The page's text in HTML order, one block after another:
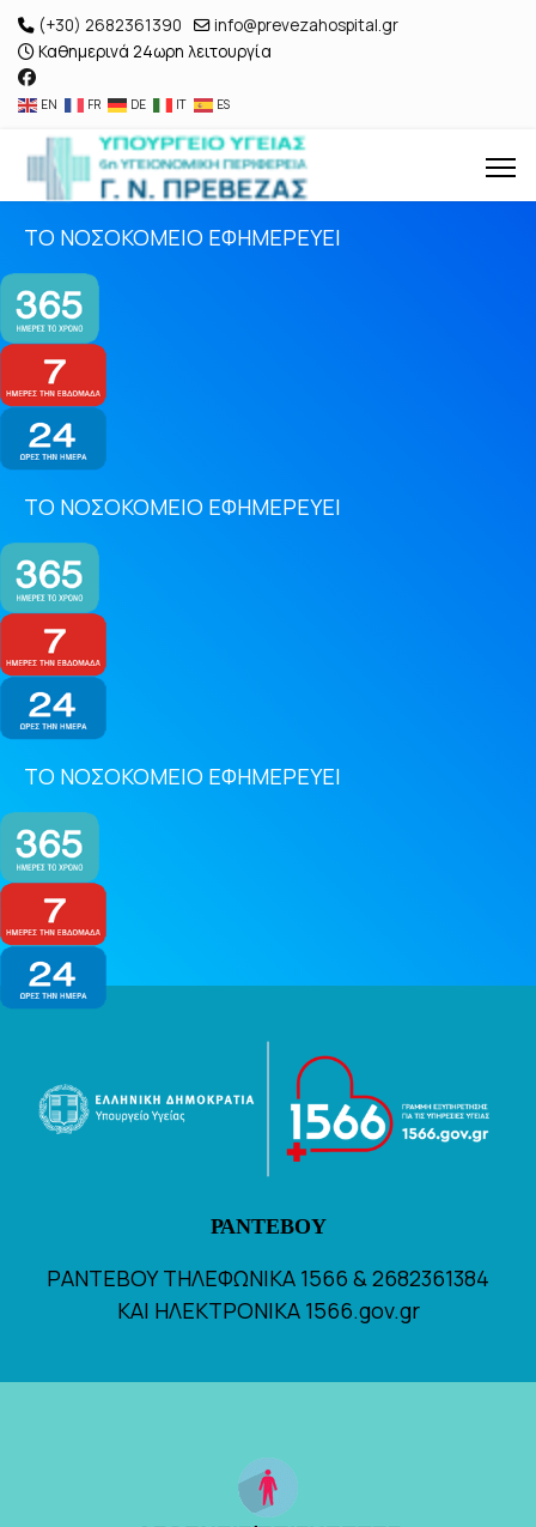
(+30) 2682361390
info@prevezahospital.gr
Καθημερινά 24ωρη λειτουργία
EN FR DE IT ES
ΤΟ ΝΟΣΟΚΟΜΕΙΟ ΕΦΗΜΕΡΕΥΕΙ
ΤΟ ΝΟΣΟΚΟΜΕΙΟ ΕΦΗΜΕΡΕΥΕΙ
ΤΟ ΝΟΣΟΚΟΜΕΙΟ ΕΦΗΜΕΡΕΥΕΙ
ΡΑΝΤΕΒΟΥ
ΡΑΝΤΕΒΟΥ ΤΗΛΕΦΩΝΙΚΑ 1566 & 2682361384
ΚΑΙ ΗΛΕΚΤΡΟΝΙΚΑ 1566.gov.gr